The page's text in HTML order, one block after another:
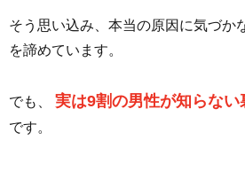
そう思い込み、本当の原因に気づか
を諦めています。
でも、 実は9割の男性が知らない
です。